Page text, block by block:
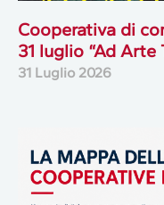
Cooperativa di
31 luglio “Ad Arte
31 Luglio 2026